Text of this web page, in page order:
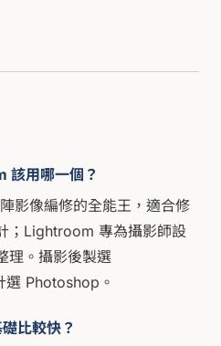
用哪一個？
影像編修的全能王，適合修
；Lightroom 專為攝影師設
理。攝影後製選
Photoshop。
比較快？